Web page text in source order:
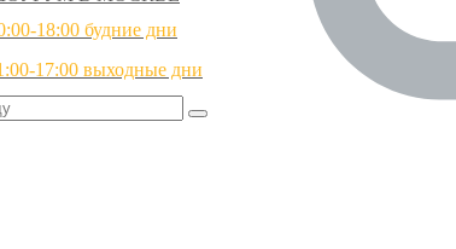
18:00 будние дни
17:00 выходные дни